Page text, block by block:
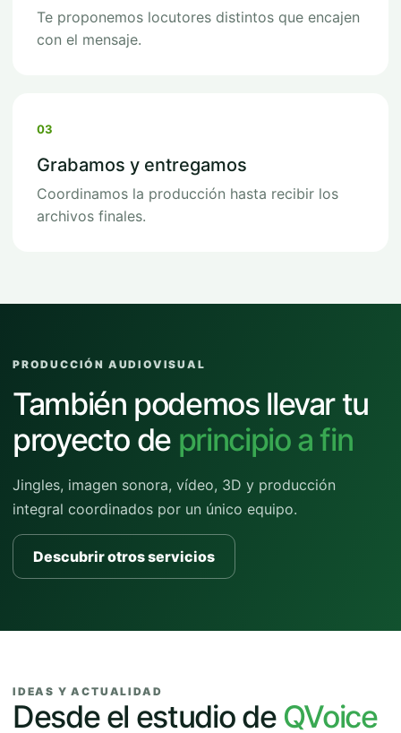
Te proponemos locutores distintos que encajen
con el mensaje.
03
Grabamos y entregamos
Coordinamos la producción hasta recibir los
archivos finales.
PRODUCCIÓN AUDIOVISUAL
También podemos llevar tu
proyecto de principio a fin
Jingles, imagen sonora, vídeo, 3D y producción
integral coordinados por un único equipo.
Descubrir otros servicios
IDEAS Y ACTUALIDAD
Desde el estudio de QVoice